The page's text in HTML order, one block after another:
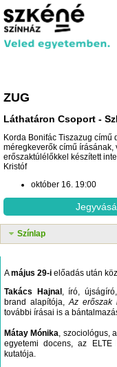
ZUG
Láthatáron Csoport
Korda Bonifác Tiszazug című
méregkeverők című
erőszaktúlélőkkel készített
Kristóf
október 16. 19:00
Színlap
Amájus 29-i előadás után
Takács Hajnal , író,
brand alapítója, Az erőszak
további írásai is a
Mátay Mónika, szociológus, a
egyetemi docens, az ELTE
kutatója.